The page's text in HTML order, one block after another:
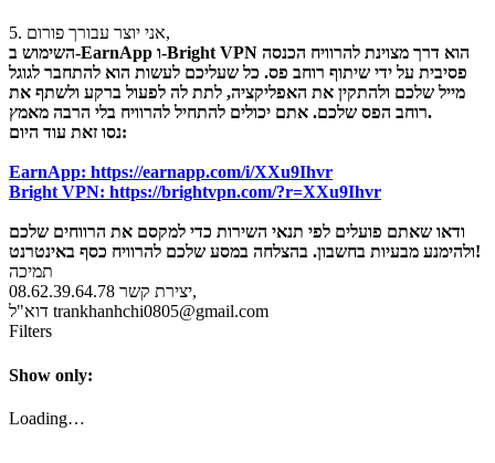
5. אני יוצר עבורך פורום,
השימוש ב-EarnApp ו-Bright VPN הוא דרך מצוינת להרוויח הכנסה
פסיבית על ידי שיתוף רוחב פס. כל שעליכם לעשות הוא להתחבר לגוגל
מייל שלכם ולהתקין את האפליקציה, לתת לה לפעול ברקע ולשתף את
רוחב הפס שלכם. אתם יכולים להתחיל להרוויח בלי הרבה מאמץ.
נסו זאת עוד היום:
EarnApp: https://earnapp.com/i/XXu9Ihvr
Bright VPN: https://brightvpn.com/?r=XXu9Ihvr
ודאו שאתם פועלים לפי תנאי השירות כדי למקסם את הרווחים שלכם
ולהימנע מבעיות בחשבון. בהצלחה במסע שלכם להרוויח כסף באינטרנט!
תמיכה
יצירת קשר 08.62.39.64.78,
דוא"ל trankhanhchi0805@gmail.com
Filters
Show only:
Loading…